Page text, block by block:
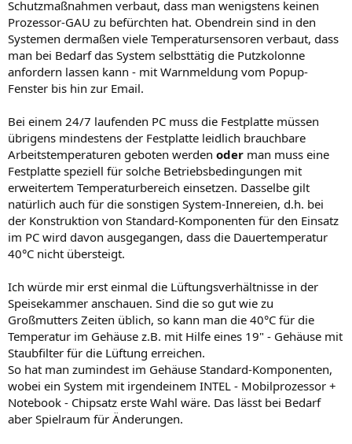
Schutzmaßnahmen verbaut, dass man wenigstens keinen
Prozessor-GAU zu befürchten hat. Obendrein sind in den
Systemen dermaßen viele Temperatursensoren verbaut, dass
man bei Bedarf das System selbsttätig die Putzkolonne
anfordern lassen kann - mit Warnmeldung vom Popup-
Fenster bis hin zur Email.
Bei einem 24/7 laufenden PC muss die Festplatte müssen
übrigens mindestens der Festplatte leidlich brauchbare
Arbeitstemperaturen geboten werden oder man muss eine
Festplatte speziell für solche Betriebsbedingungen mit
erweitertem Temperaturbereich einsetzen. Dasselbe gilt
natürlich auch für die sonstigen System-Innereien, d.h. bei
der Konstruktion von Standard-Komponenten für den Einsatz
im PC wird davon ausgegangen, dass die Dauertemperatur
40°C nicht übersteigt.
Ich würde mir erst einmal die Lüftungsverhältnisse in der
Speisekammer anschauen. Sind die so gut wie zu
Großmutters Zeiten üblich, so kann man die 40°C für die
Temperatur im Gehäuse z.B. mit Hilfe eines 19" - Gehäuse mit
Staubfilter für die Lüftung erreichen.
So hat man zumindest im Gehäuse Standard-Komponenten,
wobei ein System mit irgendeinem INTEL - Mobilprozessor +
Notebook - Chipsatz erste Wahl wäre. Das lässt bei Bedarf
aber Spielraum für Änderungen.